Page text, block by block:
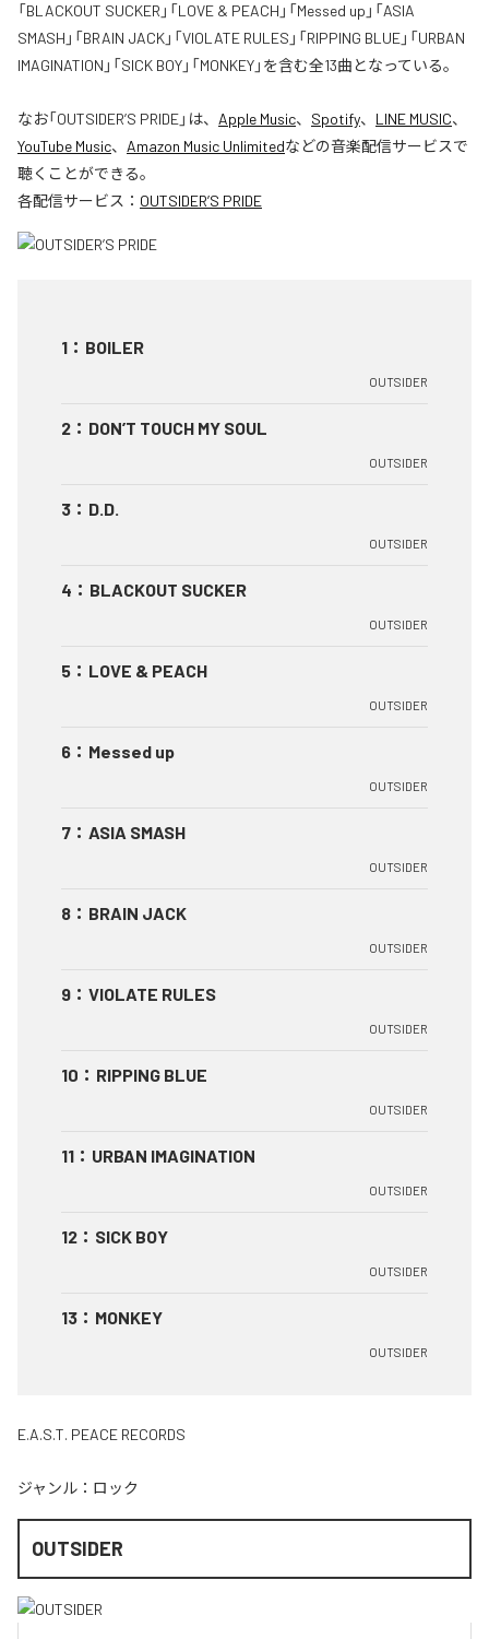
「BLACKOUT SUCKER」「LOVE & PEACH」「Messed up」「ASIA
SMASH」「BRAIN JACK」「VIOLATE RULES」「RIPPING BLUE」「URBAN
IMAGINATION」「SICK BOY」「MONKEY」を含む全13曲となっている。
なお「OUTSIDER’S PRIDE」は、 Apple Music、 Spotify、 LINE MUSIC、
YouTube Music、 Amazon Music Unlimitedなどの音楽配信サービスで
聴くことができる。
各配信サービス： OUTSIDER’S PRIDE
1 ： BOILER
OUTSIDER
2 ： DON’T TOUCH MY SOUL
OUTSIDER
3 ： D.D.
OUTSIDER
4 ： BLACKOUT SUCKER
OUTSIDER
5 ： LOVE & PEACH
OUTSIDER
6 ： Messed up
OUTSIDER
7 ： ASIA SMASH
OUTSIDER
8 ： BRAIN JACK
OUTSIDER
9 ： VIOLATE RULES
OUTSIDER
10 ： RIPPING BLUE
OUTSIDER
11 ： URBAN IMAGINATION
OUTSIDER
12 ： SICK BOY
OUTSIDER
13 ： MONKEY
OUTSIDER
E.A.S.T. PEACE RECORDS
ジャンル： ロック
OUTSIDER